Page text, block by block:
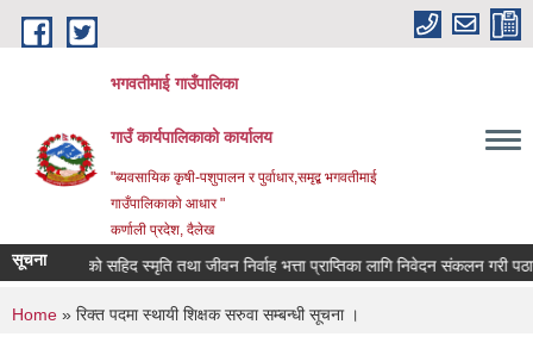
Skip to main content
भगवतीमाई गाउँपालिका
गाउँ कार्यपालिकाको कार्यालय
"ब्यवसायिक कृषी-पशुपालन र पुर्वाधार,समृद्ब भगवतीमाई
गाउँपालिकाको आधार "
कर्णाली प्रदेश, दैलेख
सूचना
०८४ को सहिद स्मृति तथा जीवन निर्वाह भत्ता प्राप्तिका लागि निवेदन संकलन गरी पठाउने
You are here
Home » रिक्त पदमा स्थायी शिक्षक सरुवा सम्बन्धी सूचना ।